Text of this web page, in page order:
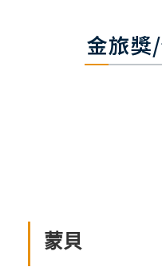
金旅獎
蒙貝